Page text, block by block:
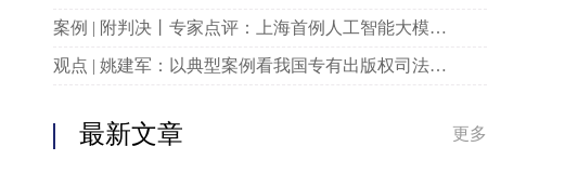
告主体资格的司法审查与规制
案例 | 附判决丨专家点评：上海首例人工智能大模型
著作权侵权案二审宣判
观点 | 姚建军：以典型案例看我国专有出版权司法保
最新文章 更多